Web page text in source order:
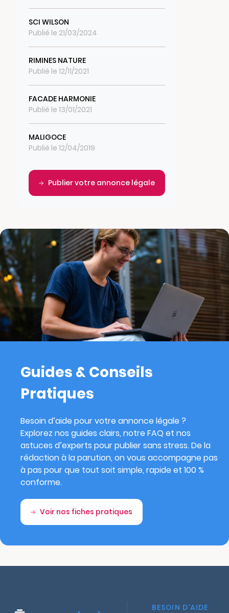
SCI WILSON
Publié le 21/03/2024
RIMINES NATURE
Publié le 12/11/2021
FACADE HARMONIE
Publié le 13/01/2021
MALIGOCE
Publié le 12/04/2019
Publier votre annonce légale
Guides & Conseils
Pratiques
Besoin d’aide pour votre annonce légale ?
Explorez nos guides clairs, notre FAQ et nos
astuces d’experts pour publier sans stress. De la
rédaction à la parution, on vous accompagne pas
à pas pour que tout soit simple, rapide et 100 %
conforme.
Voir nos fiches pratiques
BESOIN D'AIDE